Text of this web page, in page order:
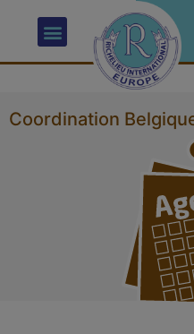
Coordination